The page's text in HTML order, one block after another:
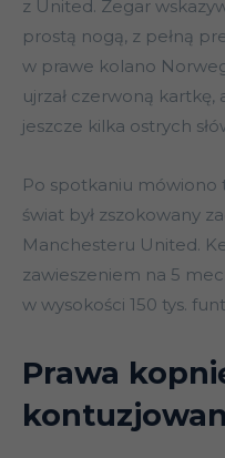
z United. Zegar
prostą nogą, z pełną
w prawe kolano
ujrzał czerwoną kartkę,
jeszcze kilka ostrych
Po spotkaniu mówiono
świat był zszokowany
Manchesteru United.
zawieszeniem na 5
w wysokości 150 tys.
Prawa